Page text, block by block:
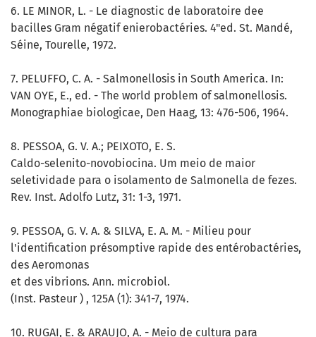
6. LE MINOR, L. - Le diagnostic de laboratoire dee
bacilles Gram négatif enierobactéries. 4"ed. St. Mandé,
Séine, Tourelle, 1972.
7. PELUFFO, C. A. - Salmonellosis in South America. In:
VAN OYE, E., ed. - The world problem of salmonellosis.
Monographiae biologicae, Den Haag, 13: 476-506, 1964.
8. PESSOA, G. V. A.; PEIXOTO, E. S.
Caldo-selenito-novobiocina. Um meio de maior
seletividade para o isolamento de Salmonella de fezes.
Rev. Inst. Adolfo Lutz, 31: 1-3, 1971.
9. PESSOA, G. V. A. & SILVA, E. A. M. - Milieu pour
l'identification présomptive rapide des entérobactéries,
des Aeromonas
et des vibrions. Ann. microbiol.
(Inst. Pasteur ) , 125A (1): 341-7, 1974.
10. RUGAI, E. & ARAUJO, A. - Meio de cultura para